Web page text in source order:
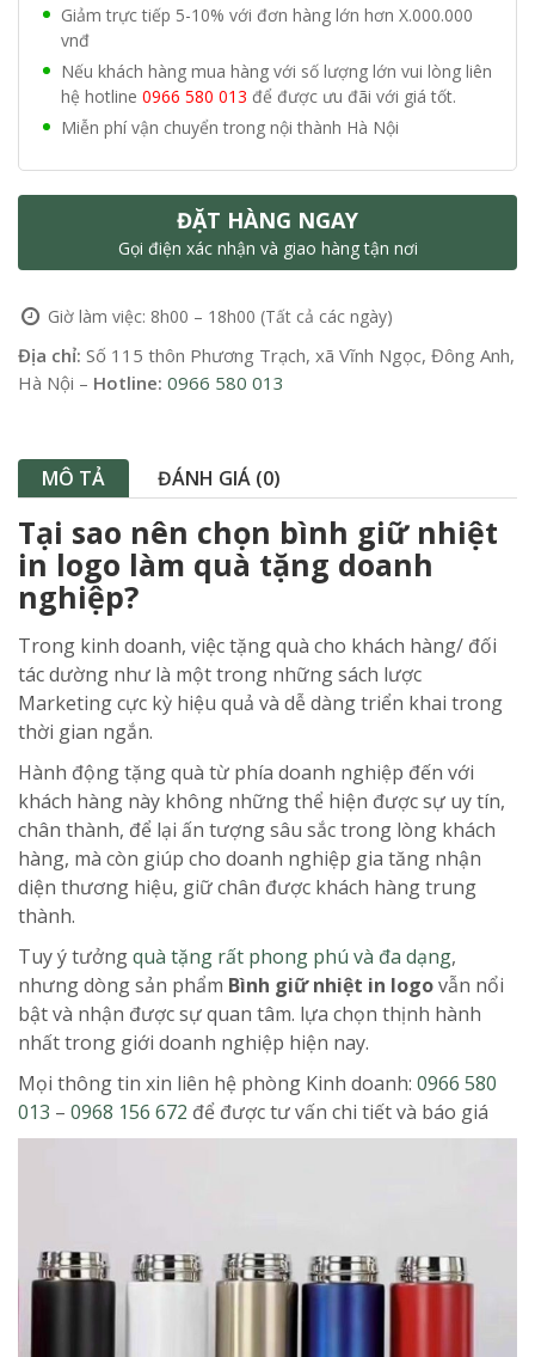
Giảm trực tiếp 5-10% với đơn hàng lớn hơn X.000.000
vnđ
Nếu khách hàng mua hàng với số lượng lớn vui lòng liên
hệ hotline 0966 580 013 để được ưu đãi với giá tốt.
Miễn phí vận chuyển trong nội thành Hà Nội
ĐẶT HÀNG NGAY
Gọi điện xác nhận và giao hàng tận nơi
Giờ làm việc: 8h00 – 18h00 (Tất cả các ngày)
Địa chỉ: Số 115 thôn Phương Trạch, xã Vĩnh Ngọc, Đông Anh,
Hà Nội – Hotline: 0966 580 013
MÔ TẢ ĐÁNH GIÁ (0)
Tại sao nên chọn bình giữ nhiệt
in logo làm quà tặng doanh
nghiệp?
Trong kinh doanh, việc tặng quà cho khách hàng/ đối
tác dường như là một trong những sách lược
Marketing cực kỳ hiệu quả và dễ dàng triển khai trong
thời gian ngắn.
Hành động tặng quà từ phía doanh nghiệp đến với
khách hàng này không những thể hiện được sự uy tín,
chân thành, để lại ấn tượng sâu sắc trong lòng khách
hàng, mà còn giúp cho doanh nghiệp gia tăng nhận
diện thương hiệu, giữ chân được khách hàng trung
thành.
Tuy ý tưởngquà tặng rất phong phú và đa dạng,
nhưng dòng sản phẩm Bình giữ nhiệt in logovẫn nổi
bật và nhận được sự quan tâm. lựa chọn thịnh hành
nhất trong giới doanh nghiệp hiện nay.
Mọi thông tin xin liên hệ phòng Kinh doanh: 0966 580
013 – 0968 156 672 để được tư vấn chi tiết và báo giá